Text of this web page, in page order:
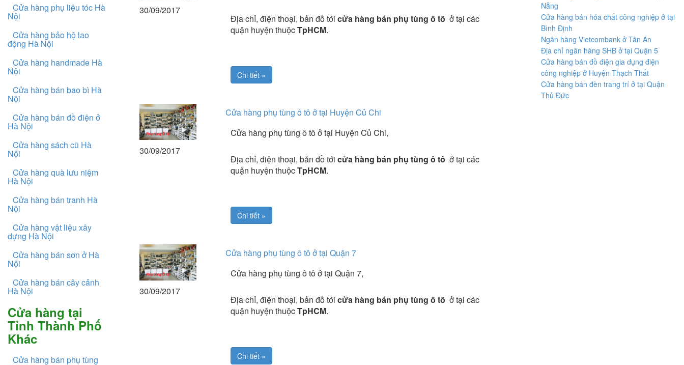
Cửa hàng phụ liệu tóc Hà
Nội
Cửa hàng bảo hộ lao
động Hà Nội
Cửa hàng handmade Hà
Nội
Cửa hàng bán bao bì Hà
Nội
Cửa hàng bán đồ điện ở
Hà Nội
Cửa hàng sách cũ Hà
Nội
Cửa hàng quà lưu niệm
Hà Nội
Cửa hàng bán tranh Hà
Nội
Cửa hàng vật liệu xây
dựng Hà Nội
Cửa hàng bán sơn ở Hà
Nội
Cửa hàng bán cây cảnh
Hà Nội
Cửa hàng tại
Tỉnh Thành Phố
Khác
Cửa hàng bán phụ tùng
30/09/2017
Địa chỉ, điện thoại, bản đồ tới cửa hàng bán phụ tùng ô tô ở tại các
quận huyện thuộcTpHCM.
Chi tiết »
30/09/2017
Cửa hàng phụ tùng ô tô ở tại Huyện Củ Chi
Cửa hàng phụ tùng ô tô ở tại Huyện Củ Chi,
Địa chỉ, điện thoại, bản đồ tới cửa hàng bán phụ tùng ô tô ở tại các
quận huyện thuộcTpHCM.
Chi tiết »
30/09/2017
Cửa hàng phụ tùng ô tô ở tại Quận 7
Cửa hàng phụ tùng ô tô ở tại Quận 7,
Địa chỉ, điện thoại, bản đồ tới cửa hàng bán phụ tùng ô tô ở tại các
quận huyện thuộcTpHCM.
Chi tiết »
Nẵng
Cửa hàng bán hóa chất công nghiệp ở tại
Bình Định
Ngân hàng Vietcombank ở Tân An
Địa chỉ ngân hàng SHB ở tại Quận 5
Cửa hàng bán đồ điện gia dụng điện
công nghiệp ở Huyện Thạch Thất
Cửa hàng bán đèn trang trí ở tại Quận
Thủ Đức